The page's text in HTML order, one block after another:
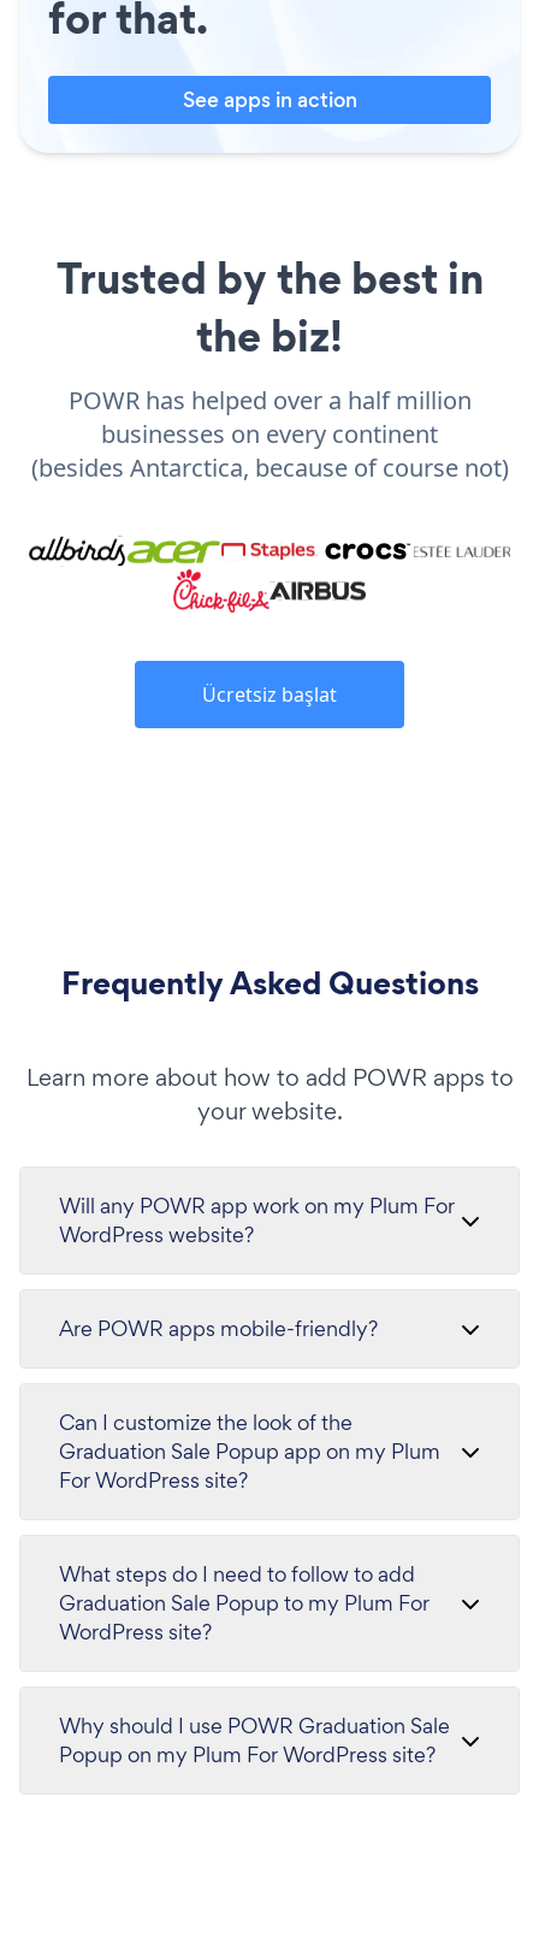
for that.
See apps in action
Trusted by the best in
the biz!
POWR has helped over a half million
businesses on every continent
(besides Antarctica, because of course not)
Ücretsiz başlat
Frequently Asked Questions
Learn more about how to add POWR apps to
your website.
Will any POWR app work on my Plum For
WordPress website?
Are POWR apps mobile-friendly?
Can I customize the look of the
Graduation Sale Popup app on my Plum
For WordPress site?
What steps do I need to follow to add
Graduation Sale Popup to my Plum For
WordPress site?
Why should I use POWR Graduation Sale
Popup on my Plum For WordPress site?